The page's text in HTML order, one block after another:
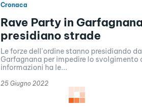
Cronaca
Rave Party in
presidiano strade
Le forze dell'ordine stanno presidiando
Garfagnana per impedire lo svolgimento
informazioni ha le...
25 Giugno 2022